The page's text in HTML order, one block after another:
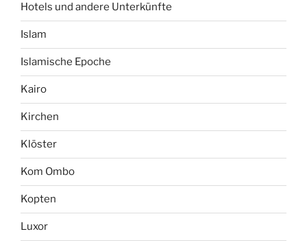
Hotels und andere Unterkünfte
Islam
Islamische Epoche
Kairo
Kirchen
Klöster
Kom Ombo
Kopten
Luxor